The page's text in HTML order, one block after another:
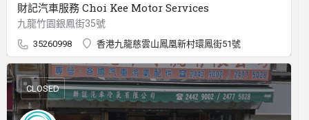
財記汽車服務 Choi Kee Motor Services
九龍竹園銀鳳街35號
35260998 香港九龍慈雲山鳳凰新村環鳳街51號
CLOSED